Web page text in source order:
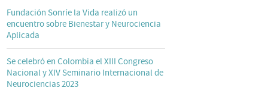
Fundación Sonríe la Vida realizó un
encuentro sobre Bienestar y Neurociencia
Aplicada
Se celebró en Colombia el XIII Congreso
Nacional y XIV Seminario Internacional de
Neurociencias 2023